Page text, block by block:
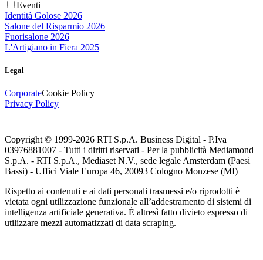
Eventi
Identità Golose 2026
Salone del Risparmio 2026
Fuorisalone 2026
L'Artigiano in Fiera 2025
Legal
CorporateCookie Policy
Privacy Policy
Copyright © 1999-2026 RTI S.p.A. Business Digital - P.Iva
03976881007 - Tutti i diritti riservati - Per la pubblicità Mediamond
S.p.A. - RTI S.p.A., Mediaset N.V., sede legale Amsterdam (Paesi
Bassi) - Uffici Viale Europa 46, 20093 Cologno Monzese (MI)
Rispetto ai contenuti e ai dati personali trasmessi e/o riprodotti è
vietata ogni utilizzazione funzionale all’addestramento di sistemi di
intelligenza artificiale generativa. È altresì fatto divieto espresso di
utilizzare mezzi automatizzati di data scraping.